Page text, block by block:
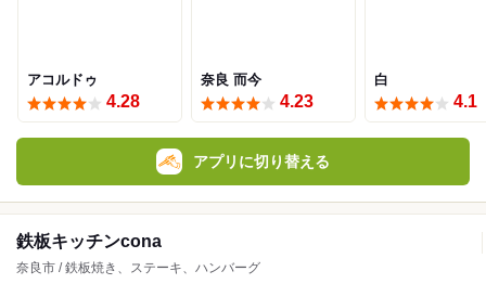
アコルドゥ
4.28
奈良 而今
4.23
白
4.1
アプリに切り替える
鉄板キッチンcona
奈良市 / 鉄板焼き、ステーキ、ハンバーグ